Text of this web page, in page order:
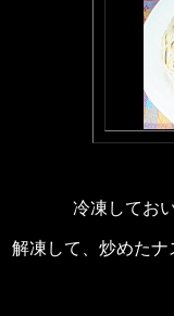
冷凍してお
解凍して、炒めたナ